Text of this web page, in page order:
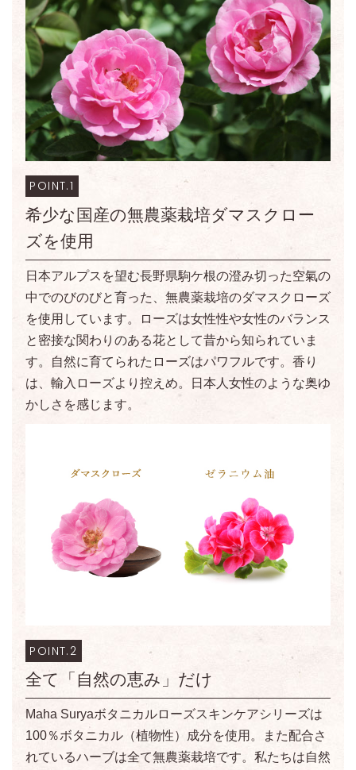
POINT.1
希少な国産の無農薬栽培ダマスクロー
ズを使用
日本アルプスを望む長野県駒ケ根の澄み切った空氣の
中でのびのびと育った、無農薬栽培のダマスクローズ
を使用しています。ローズは女性性や女性のバランス
と密接な関わりのある花として昔から知られていま
す。自然に育てられたローズはパワフルです。香り
は、輸入ローズより控えめ。日本人女性のような奥ゆ
かしさを感じます。
POINT.2
全て「自然の恵み」だけ
Maha Suryaボタニカルローズスキンケアシリーズは
100％ボタニカル（植物性）成分を使用。また配合さ
れているハーブは全て無農薬栽培です。私たちは自然